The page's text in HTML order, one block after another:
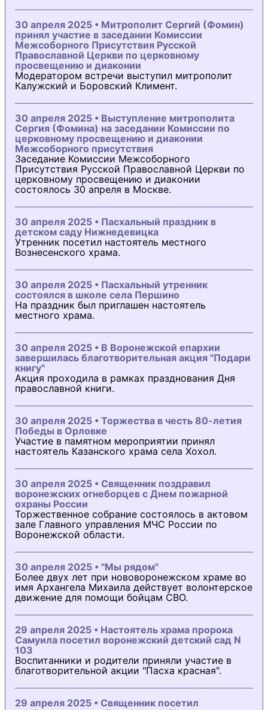
30 апреля 2025 • Митрополит Сергий (Фомин)
принял участие в заседании Комиссии
Межсоборного Присутствия Русской
Православной Церкви по церковному
просвещению и диаконии
Модератором встречи выступил митрополит
Калужский и Боровский Климент.
30 апреля 2025 • Выступление митрополита
Сергия (Фомина) на заседании Комиссии по
церковному просвещению и диаконии
Межсоборного присутствия
Заседание Комиссии Межсоборного
Присутствия Русской Православной Церкви по
церковному просвещению и диаконии
состоялось 30 апреля в Москве.
30 апреля 2025 • Пасхальный праздник в
детском саду Нижнедевицка
Утренник посетил настоятель местного
Вознесенского храма.
30 апреля 2025 • Пасхальный утренник
состоялся в школе села Першино
На праздник был приглашен настоятель
местного храма.
30 апреля 2025 • В Воронежской епархии
завершилась благотворительная акция "Подари
книгу"
Акция проходила в рамках празднования Дня
православной книги.
30 апреля 2025 • Торжества в честь 80-летия
Победы в Орловке
Участие в памятном мероприятии принял
настоятель Казанского храма села Хохол.
30 апреля 2025 • Священник поздравил
воронежских огнеборцев с Днем пожарной
охраны России
Торжественное собрание состоялось в актовом
зале Главного управления МЧС России по
Воронежской области.
30 апреля 2025 • "Мы рядом"
Более двух лет при нововоронежском храме во
имя Архангела Михаила действует волонтерское
движение для помощи бойцам СВО.
29 апреля 2025 • Настоятель храма пророка
Самуила посетил воронежский детский сад N
103
Воспитанники и родители приняли участие в
благотворительной акции "Пасха красная".
29 апреля 2025 • Священник посетил